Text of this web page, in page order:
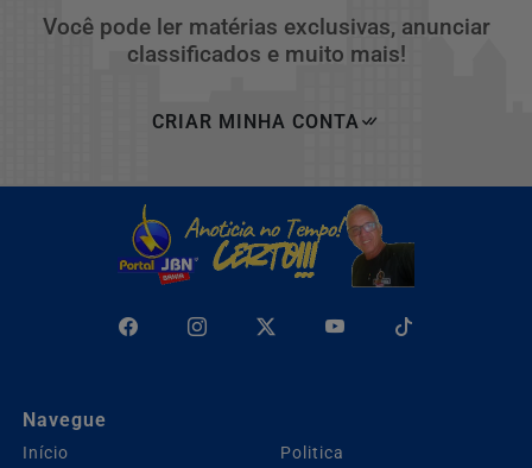
Você pode ler matérias exclusivas, anunciar
classificados e muito mais!
CRIAR MINHA CONTA
Navegue
Início
Politica